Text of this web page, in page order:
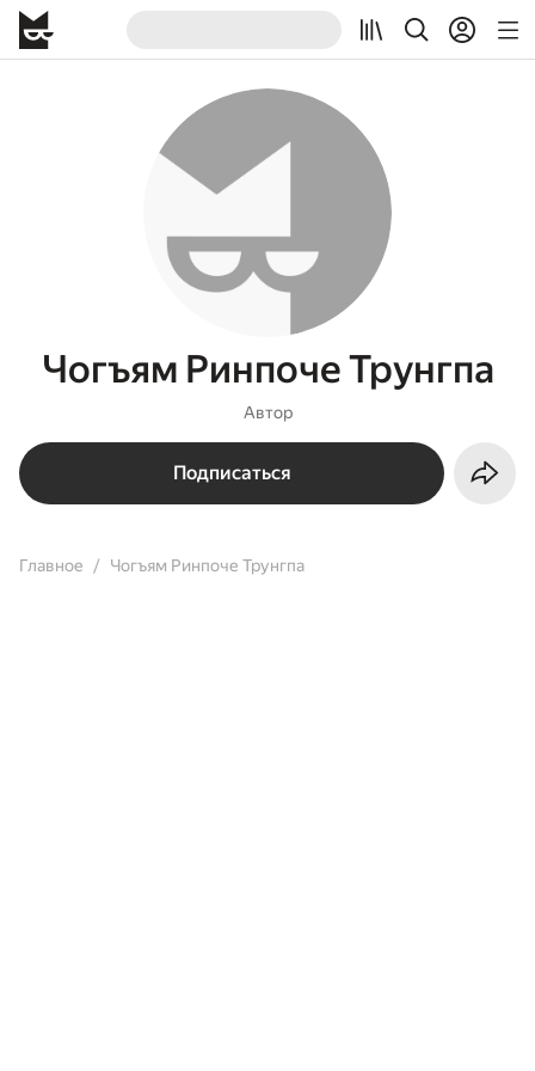
Чогъям Ринпоче Трунгпа
Автор
Подписаться
Главное Чогъям Ринпоче Трунгпа